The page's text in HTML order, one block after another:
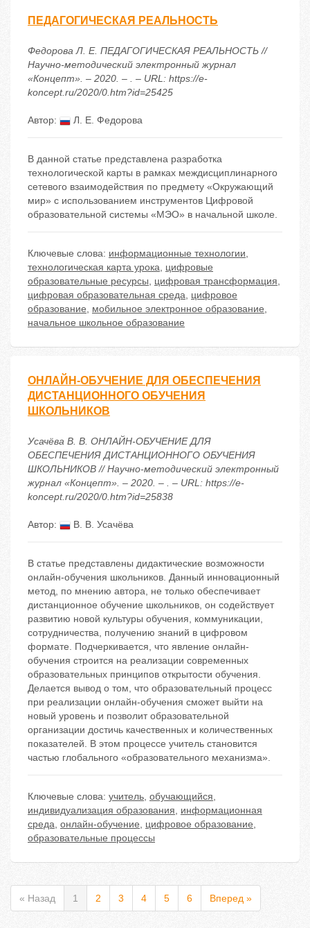
ПЕДАГОГИЧЕСКАЯ РЕАЛЬНОСТЬ
Федорова Л. Е. ПЕДАГОГИЧЕСКАЯ РЕАЛЬНОСТЬ //
Научно-методический электронный журнал
«Концепт». – 2020. – . – URL: https://e-
koncept.ru/2020/0.htm?id=25425
Автор: Л. Е. Федорова
В данной статье представлена разработка
технологической карты в рамках междисциплинарного
сетевого взаимодействия по предмету «Окружающий
мир» с использованием инструментов Цифровой
образовательной системы «МЭО» в начальной школе.
Ключевые слова: информационные технологии,
технологическая карта урока, цифровые
образовательные ресурсы, цифровая трансформация,
цифровая образовательная среда, цифровое
образование, мобильное электронное образование,
начальное школьное образование
ОНЛАЙН-ОБУЧЕНИЕ ДЛЯ ОБЕСПЕЧЕНИЯ
ДИСТАНЦИОННОГО ОБУЧЕНИЯ
ШКОЛЬНИКОВ
Усачёва В. В. ОНЛАЙН-ОБУЧЕНИЕ ДЛЯ
ОБЕСПЕЧЕНИЯ ДИСТАНЦИОННОГО ОБУЧЕНИЯ
ШКОЛЬНИКОВ // Научно-методический электронный
журнал «Концепт». – 2020. – . – URL: https://e-
koncept.ru/2020/0.htm?id=25838
Автор: В. В. Усачёва
В статье представлены дидактические возможности
онлайн-обучения школьников. Данный инновационный
метод, по мнению автора, не только обеспечивает
дистанционное обучение школьников, он содействует
развитию новой культуры обучения, коммуникации,
сотрудничества, получению знаний в цифровом
формате. Подчеркивается, что явление онлайн-
обучения строится на реализации современных
образовательных принципов открытости обучения.
Делается вывод о том, что образовательный процесс
при реализации онлайн-обучения сможет выйти на
новый уровень и позволит образовательной
организации достичь качественных и количественных
показателей. В этом процессе учитель становится
частью глобального «образовательного механизма».
Ключевые слова: учитель, обучающийся,
индивидуализация образования, информационная
среда, онлайн-обучение, цифровое образование,
образовательные процессы
« Назад 1 2 3 4 5 6 Вперед »